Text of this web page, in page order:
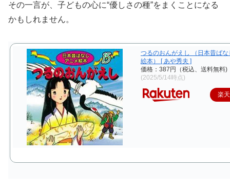
その一言が、子どもの心に“優しさの種”をまくことになる
かもしれません。
つるのおんがえし （日本昔ば
絵本） [ あや秀夫 ]
価格：387円（税込、送料無料)
(2025/5/14時点)
楽